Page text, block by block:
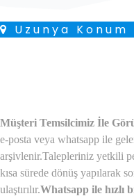
Uzunya
Müşteri Temsilcimiz İle
e-posta veya whatsapp ile
arşivlenir.Talepleriniz yetkili
kısa sürede dönüş yapılarak
ulaştırılır.Whatsapp ile hızlı